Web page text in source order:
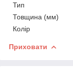
Тип
Товщина (мм)
Колір
Приховати